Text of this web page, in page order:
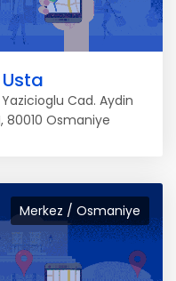
Cad. Aydin
80010 Osmaniye
Merkez / Osmaniye